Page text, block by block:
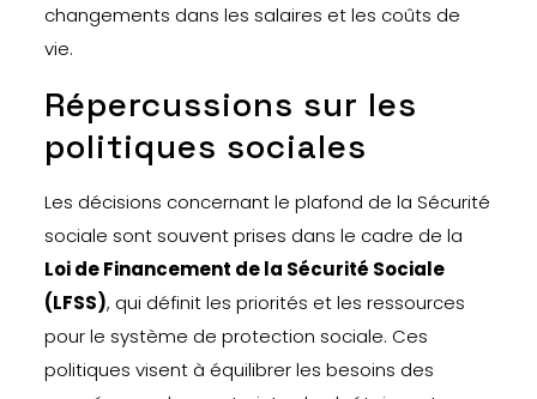
changements dans les salaires et les coûts de
vie.
Répercussions sur les
politiques sociales
Les décisions concernant le plafond de la Sécurité
sociale sont souvent prises dans le cadre de la
Loi de Financement de la Sécurité Sociale
(LFSS), qui définit les priorités et les ressources
pour le système de protection sociale. Ces
politiques visent à équilibrer les besoins des